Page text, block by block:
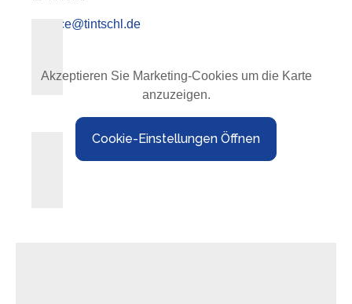
service@tintschl.de
Akzeptieren Sie Marketing-Cookies um die Karte
anzuzeigen.
Cookie-Einstellungen Öffnen